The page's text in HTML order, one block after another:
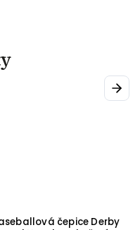
čepice Derby
Next